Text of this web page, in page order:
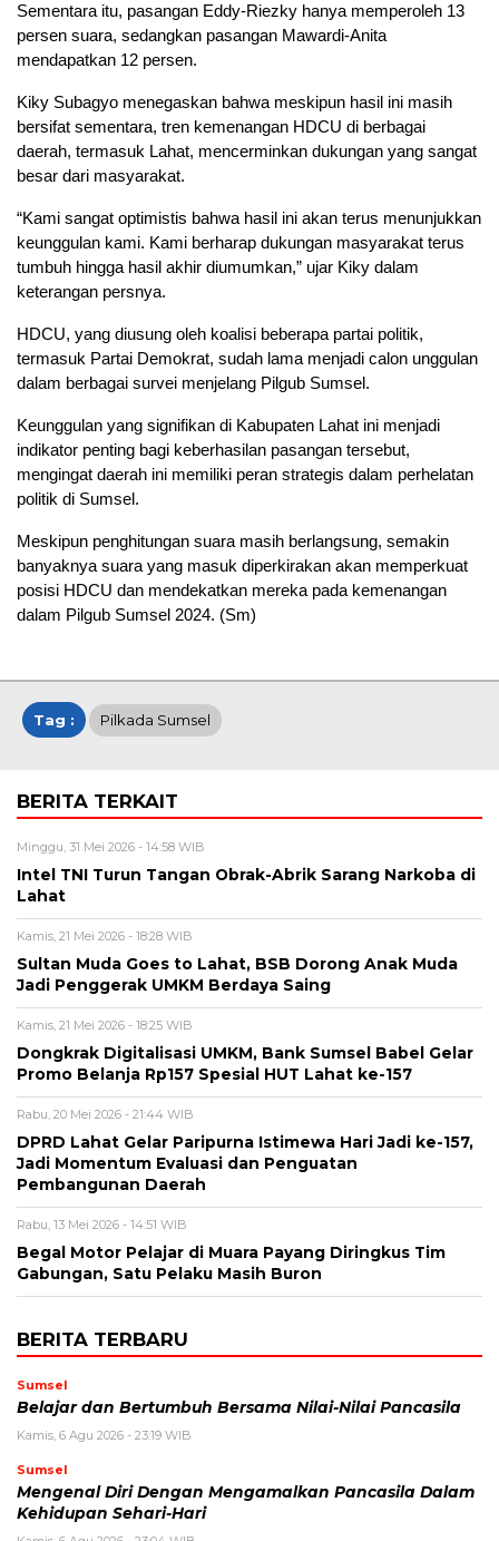
Sementara itu, pasangan Eddy-Riezky hanya memperoleh 13
persen suara, sedangkan pasangan Mawardi-Anita
mendapatkan 12 persen.
Kiky Subagyo menegaskan bahwa meskipun hasil ini masih
bersifat sementara, tren kemenangan HDCU di berbagai
daerah, termasuk Lahat, mencerminkan dukungan yang sangat
besar dari masyarakat.
“Kami sangat optimistis bahwa hasil ini akan terus menunjukkan
keunggulan kami. Kami berharap dukungan masyarakat terus
tumbuh hingga hasil akhir diumumkan,” ujar Kiky dalam
keterangan persnya.
HDCU, yang diusung oleh koalisi beberapa partai politik,
termasuk Partai Demokrat, sudah lama menjadi calon unggulan
dalam berbagai survei menjelang Pilgub Sumsel.
Keunggulan yang signifikan di Kabupaten Lahat ini menjadi
indikator penting bagi keberhasilan pasangan tersebut,
mengingat daerah ini memiliki peran strategis dalam perhelatan
politik di Sumsel.
Meskipun penghitungan suara masih berlangsung, semakin
banyaknya suara yang masuk diperkirakan akan memperkuat
posisi HDCU dan mendekatkan mereka pada kemenangan
dalam Pilgub Sumsel 2024. (Sm)
Tag : Pilkada Sumsel
BERITA TERKAIT
Minggu, 31 Mei 2026 - 14:58 WIB
Intel TNI Turun Tangan Obrak-Abrik Sarang Narkoba di
Lahat
Kamis, 21 Mei 2026 - 18:28 WIB
Sultan Muda Goes to Lahat, BSB Dorong Anak Muda
Jadi Penggerak UMKM Berdaya Saing
Kamis, 21 Mei 2026 - 18:25 WIB
Dongkrak Digitalisasi UMKM, Bank Sumsel Babel Gelar
Promo Belanja Rp157 Spesial HUT Lahat ke-157
Rabu, 20 Mei 2026 - 21:44 WIB
DPRD Lahat Gelar Paripurna Istimewa Hari Jadi ke-157,
Jadi Momentum Evaluasi dan Penguatan
Pembangunan Daerah
Rabu, 13 Mei 2026 - 14:51 WIB
Begal Motor Pelajar di Muara Payang Diringkus Tim
Gabungan, Satu Pelaku Masih Buron
BERITA TERBARU
Sumsel
Belajar dan Bertumbuh Bersama Nilai-Nilai Pancasila
Kamis, 6 Agu 2026 - 23:19 WIB
Sumsel
Mengenal Diri Dengan Mengamalkan Pancasila Dalam
Kehidupan Sehari-Hari